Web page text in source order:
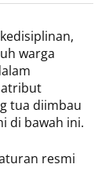
warga
atribut
tua diimbau
di bawah ini.
resmi